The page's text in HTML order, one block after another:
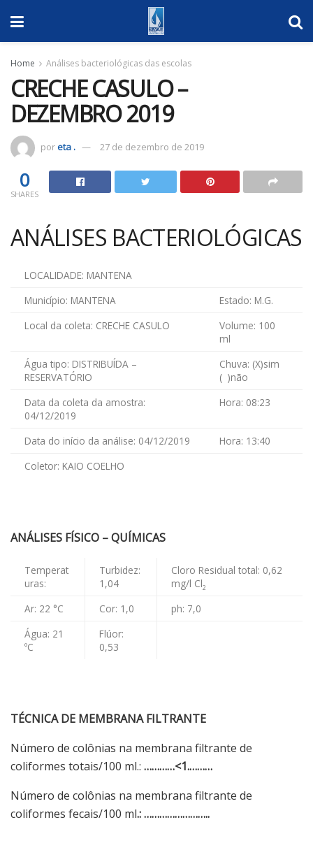
Home Análises bacteriológicas das escolas
CRECHE CASULO –
DEZEMBRO 2019
poreta . 27 de dezembro de 2019
0
SHARES
ANÁLISES BACTERIOLÓGICAS
LOCALIDADE: MANTENA
Município: MANTENA
Estado: M.G.
Local da coleta: CRECHE CASULO
Volume: 100
ml
Água tipo: DISTRIBUÍDA –
RESERVATÓRIO
Chuva: (X)sim
( )não
Data da coleta da amostra:
04/12/2019
Hora: 08:23
Data do início da análise: 04/12/2019
Hora: 13:40
Coletor: KAIO COELHO
ANÁLISES FÍSICO – QUÍMICAS
Temperat
uras:
Turbidez:
1,04
Cloro Residual total: 0,62
mg/l Cl2
Ar: 22 °C Cor: 1,0
ph: 7,0
Água: 21
ºC
Flúor:
0,53
TÉCNICA DE MEMBRANA FILTRANTE
Número de colônias na membrana filtrante de
coliformes totais/100 ml.: …………<1.………
Número de colônias na membrana filtrante de
coliformes fecais/100 ml.: ……………………..